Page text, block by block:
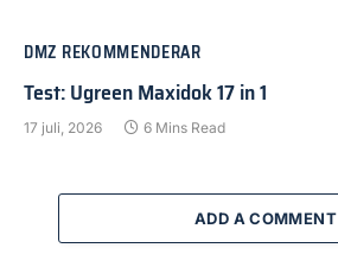
DMZ REKOMMENDERAR
Test: Ugreen Maxidok 17 in 1
17 juli, 2026 6 Mins Read
ADD A COMMENT